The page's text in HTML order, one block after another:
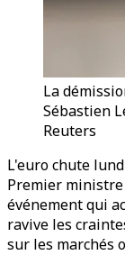
La
Sébastien
Reuters
L'euro chute
Premier
événement qui
ravive les
sur les marchés